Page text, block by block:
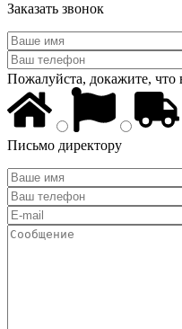
Заказать звонок
Пожалуйста, докажите, что
Письмо директору